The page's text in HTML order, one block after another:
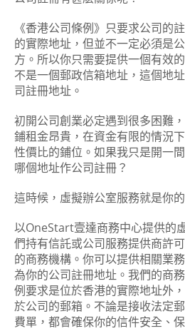
《香港公司條例》只要求公司的
的實際地址，但並不一定必須是
方。所以你只需要提供一個有效
不是一個郵政信箱地址，這個地
司註冊地址。
初開公司創業必定遇到很多困難
鋪租金昂貴，在資金有限的情況
性價比的鋪位。如果我只是開一
哪個地址作公司註冊？
這時候，虛擬辦公室服務就是你的
以OneStart壹達商務中心提供的
們持有信託或公司服務提供商許
的商務機構。你可以提供相關業
為你的公司註冊地址。我們的商
例要求是位於香港的實際地址外
於公司的郵箱。不論是接收法定
費單，都會確保你的信件安全、保